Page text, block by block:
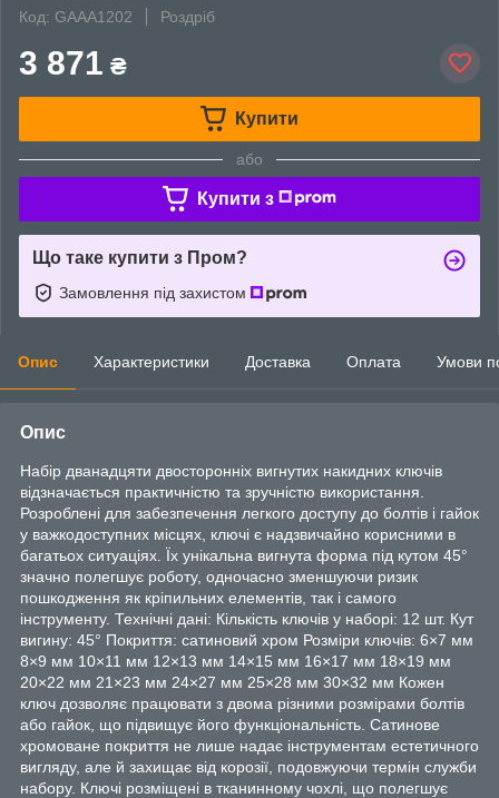
Код: GAAA1202
Роздріб
3 871 ₴
Купити
або
Купити з
Що таке купити з Пром?
Замовлення під захистом
Опис Характеристики Доставка Оплата Умови
Опис
Набір дванадцяти двосторонніх вигнутих накидних ключів
відзначається практичністю та зручністю використання.
Розроблені для забезпечення легкого доступу до болтів і гайок
у важкодоступних місцях, ключі є надзвичайно корисними в
багатьох ситуаціях. Їх унікальна вигнута форма під кутом 45°
значно полегшує роботу, одночасно зменшуючи ризик
пошкодження як кріпильних елементів, так і самого
інструменту. Технічні дані: Кількість ключів у наборі: 12 шт. Кут
вигину: 45° Покриття: сатиновий хром Розміри ключів: 6×7 мм
8×9 мм 10×11 мм 12×13 мм 14×15 мм 16×17 мм 18×19 мм
20×22 мм 21×23 мм 24×27 мм 25×28 мм 30×32 мм Кожен
ключ дозволяє працювати з двома різними розмірами болтів
або гайок, що підвищує його функціональність. Сатинове
хромоване покриття не лише надає інструментам естетичного
вигляду, але й захищає від корозії, подовжуючи термін служби
набору. Ключі розміщені в тканинному чохлі, що полегшує